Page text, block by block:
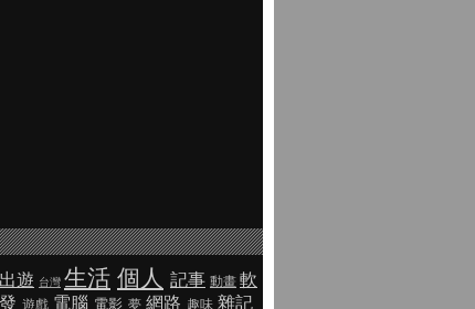
出遊 台灣 生活 個人 記事 動畫 軟
遊戲 電腦 電影 夢 網路 趣味 雜記